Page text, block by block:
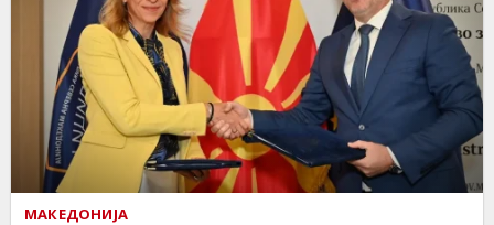
МАКЕДОНИЈА